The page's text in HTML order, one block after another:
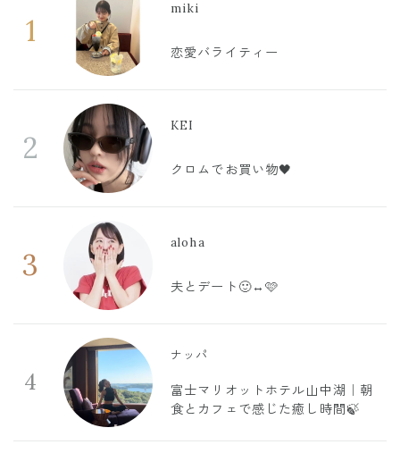
1
miki
恋愛バライティー
2
KEI
クロムでお買い物🖤
3
aloha
夫とデート🙂‍↔️🩷
4
ナッパ
富士マリオットホテル山中湖｜朝
食とカフェで感じた癒し時間🍃